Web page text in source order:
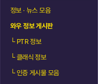
정보 · 뉴스 모음
와우 정보 게시판
└PTR 정보
└클래식 정보
└인증 게시물 모음